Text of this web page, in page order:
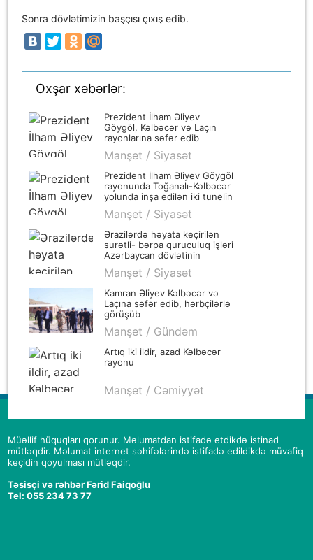
Sonra dövlətimizin başçısı çıxış edib.
Oxşar xəbərlər:
Prezident İlham Əliyev
Göygöl, Kəlbəcər və Laçın
rayonlarına səfər edib
Manşet / Siyasət
Prezident İlham Əliyev Göygöl
rayonunda Toğanalı-Kəlbəcər
yolunda inşa edilən iki tunelin
Manşet / Siyasət
Ərazilərdə həyata keçirilən
surətli- bərpa quruculuq işləri
Azərbaycan dövlətinin
cənab prezident İlham
göstəricisidir
Manşet / Siyasət
Kamran Əliyev Kəlbəcər və
Laçına səfər edib, hərbçilərlə
görüşüb
Manşet / Gündəm
Artıq iki ildir, azad Kəlbəcər
rayonu
Manşet / Cəmiyyət
Müəllif hüquqları qorunur. Məlumatdan istifadə etdikdə istinad
mütləqdir. Məlumat internet səhifələrində istifadə edildikdə müvafiq
keçidin qoyulması mütləqdir.
Təsisçi və rəhbər Fərid Faiqoğlu
Tel: 055 234 73 77